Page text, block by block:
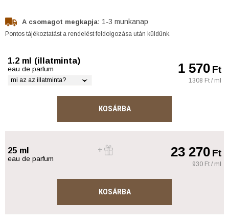
A csomagot megkapja: 1-3 munkanap
Pontos tájékoztatást a rendelést feldolgozása után küldünk.
1.2 ml (illatminta)
eau de parfum
mi az az illatminta?
1 570Ft
1308 Ft / ml
KOSÁRBA
25 ml
eau de parfum 23 270Ft
930 Ft / ml
KOSÁRBA